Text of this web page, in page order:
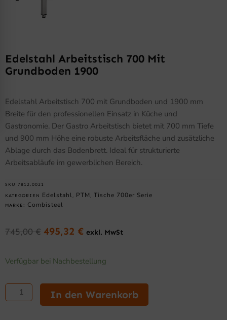
Edelstahl Arbeitstisch 700 Mit
Grundboden 1900
Edelstahl Arbeitstisch 700 mit Grundboden und 1900 mm
Breite für den professionellen Einsatz in Küche und
Gastronomie. Der Gastro Arbeitstisch bietet mit 700 mm Tiefe
und 900 mm Höhe eine robuste Arbeitsfläche und zusätzliche
Ablage durch das Bodenbrett. Ideal für strukturierte
Arbeitsabläufe im gewerblichen Bereich.
SKU 7812.0021
KATEGORIEN Edelstahl , PTM , Tische 700er Serie
MARKE: Combisteel
745,00€ Ursprünglicher
war:
495,32 € Aktueller
ist:
495,32 €.
exkl. MwSt
Verfügbar bei Nachbestellung
Arbeitstisch
mit
GrundbodenIn den Warenkorb